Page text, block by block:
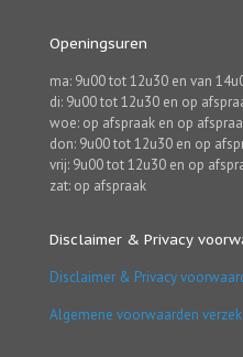
Openingsuren
ma: 9u00 tot 12u30 en van
di: 9u00 tot 12u30 en op
woe: op afspraak en op
don: 9u00 tot 12u30 en op
vrij: 9u00 tot 12u30 en op
zat: op afspraak
Disclaimer & Privacy
Disclaimer & Privacy
Algemene voorwaarden